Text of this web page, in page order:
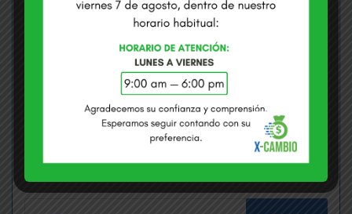
S/3.3710 S/3.4100
Dólares
Gana S/170.11más que cambiando en bancos